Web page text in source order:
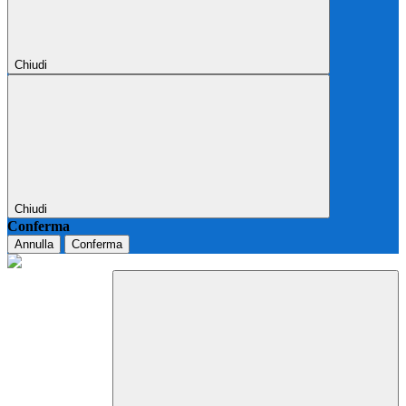
Chiudi
Chiudi
Conferma
Annulla Conferma